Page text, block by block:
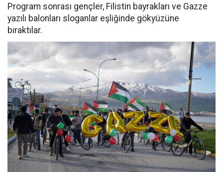
Program sonrası gençler, Filistin bayrakları ve Gazze
yazılı balonları sloganlar eşliğinde gökyüzüne
bıraktılar.